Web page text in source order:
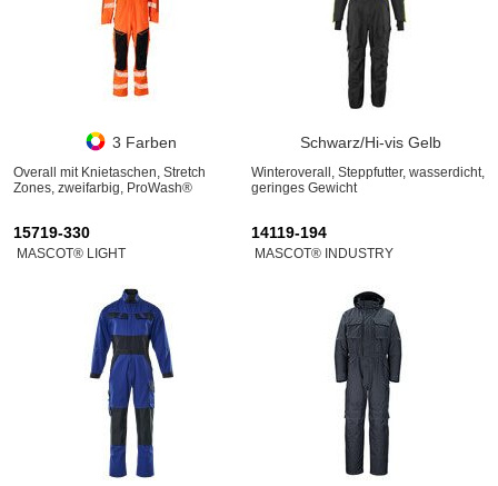
3 Farben
Overall mit Knietaschen, Stretch
Zones, zweifarbig, ProWash®
Schwarz/Hi-vis Gelb
Winteroverall, Steppfutter, wasserdicht,
geringes Gewicht
15719-330
MASCOT® LIGHT
14119-194
MASCOT® INDUSTRY